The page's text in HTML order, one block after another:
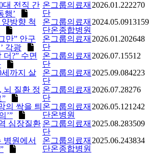
대 전직 간
행’
온그룹의료재
단
2026.01.222270
방향 척
온그룹의료재
단온종합병원
2024.05.0913159
만” 안구
각광
온그룹의료재
단
2026.01.202648
?” 수면
온그룹의료재
단
2026.07.15512
세까지 살
온그룹의료재
단
2025.09.084223
뇌 질환 정 온그룹의료재
단
2026.07.28276
의 싹을 틔
’”​
온그룹의료재
단온병원
2026.05.121242
심장질환 온그룹의료재
단
2025.08.283509
병원에서
온그룹의료재
단온종합병원
2025.06.243834